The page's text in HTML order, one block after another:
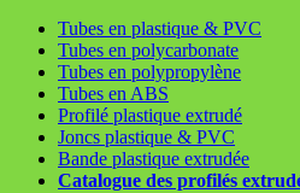
Tubes en plastique & PVC
Tubes en polycarbonate
Tubes en polypropylène
Tubes en ABS
Profilé plastique extrudé
Joncs plastique & PVC
Bande plastique extrudée
Catalogue des profilés